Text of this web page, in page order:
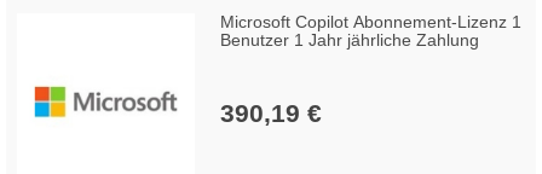
Microsoft Copilot Abonnement-Lizenz 1
Benutzer 1 Jahr jährliche Zahlung
390,19 €